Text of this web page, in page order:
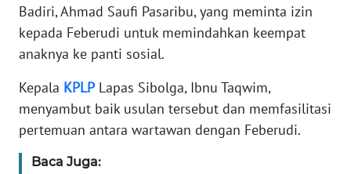
Badiri, Ahmad Saufi Pasaribu, yang meminta izin
kepada Feberudi untuk memindahkan keempat
anaknya ke panti sosial.
Kepala KPLPLapas Sibolga, Ibnu Taqwim,
menyambut baik usulan tersebut dan memfasilitasi
pertemuan antara wartawan dengan Feberudi.
Baca Juga:
WN
SERAMBI
JAMBI
WN